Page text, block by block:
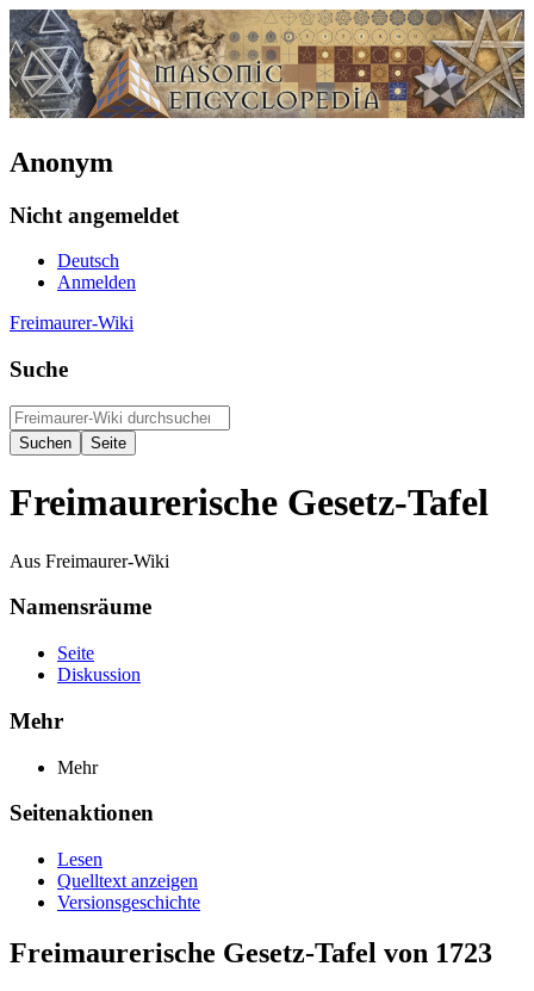
Anonym
Nicht angemeldet
Deutsch
Anmelden
Freimaurer-Wiki
Suche
Freimaurerische Gesetz-Tafel
Aus Freimaurer-Wiki
Namensräume
Seite
Diskussion
Mehr
Mehr
Seitenaktionen
Lesen
Quelltext anzeigen
Versionsgeschichte
Freimaurerische Gesetz-Tafel von 1723